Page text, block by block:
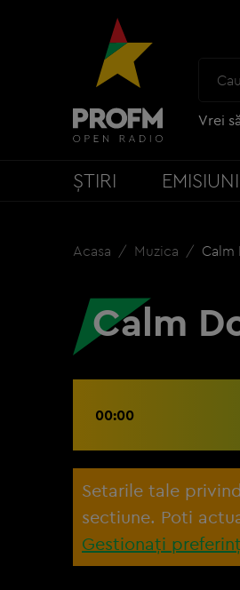
Vrei
ȘTIRI EMISIUNI
Acasa Muzica Calm
Calm
00:00
Setarile tale
sectiune. Poti
Gestionați